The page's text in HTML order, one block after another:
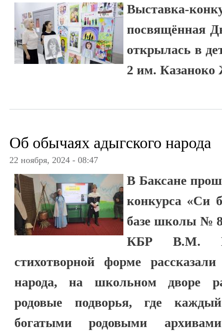
Выставка-
посвящённая
открылась в
2 им. Казаноко
Об обычаях адыгского народа
22 ноября, 2024 - 08:47
В Баксане
конкурса «Си
базе школы № 8
КБР В.М.
стихотворной форме
народа, на школьном дворе
родовые подворья, где
богатыми родовыми